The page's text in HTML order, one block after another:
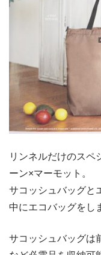
リンネルだけのスペ
ーン×マーモット。
サコッシュバッグと
中にエコバッグをし
サコッシュバッグは